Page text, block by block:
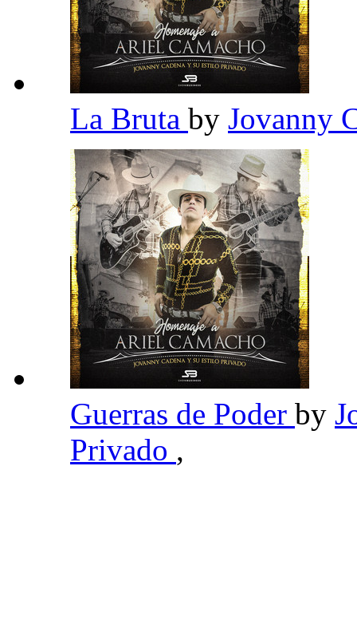
La Bruta by Jovanny
Guerras de Poder by
Privado ,